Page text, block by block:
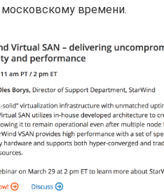
московскому времени.